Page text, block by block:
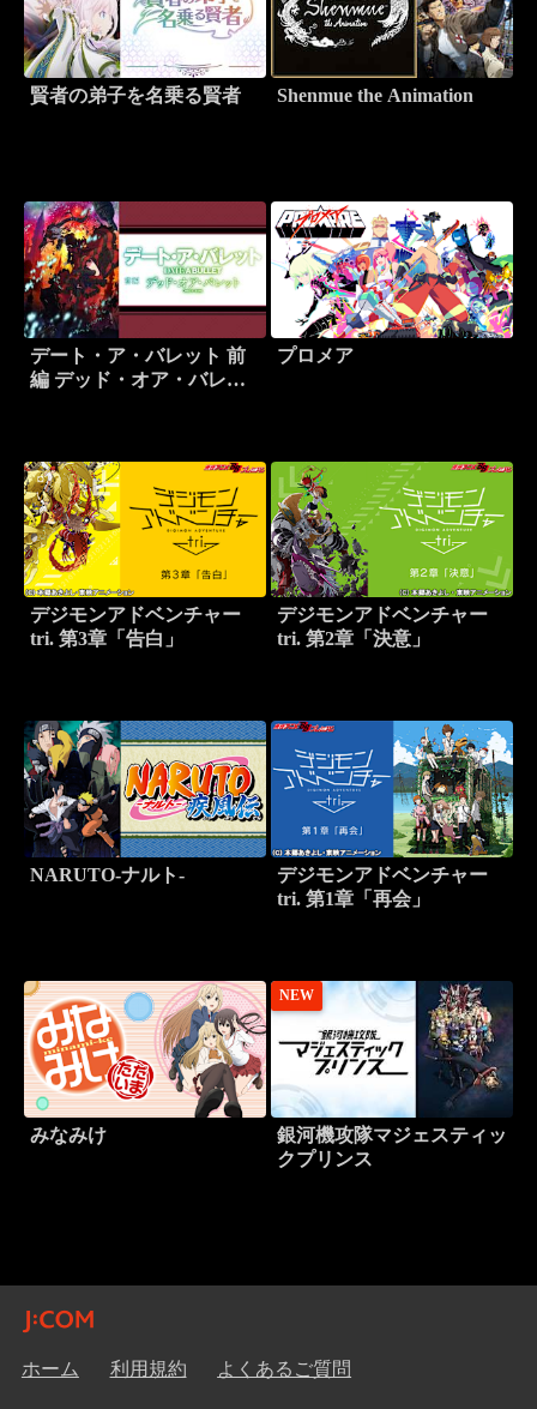
賢者の弟子を名乗る賢者 Shenmue the Animation
デート・ア・バレット 前
編 デッド・オア・バレッ
プロメア
デジモンアドベンチャー
tri. 第3章「告白」
デジモンアドベンチャー
tri. 第2章「決意」
NARUTO-ナルト-
デジモンアドベンチャー
tri. 第1章「再会」
みなみけ
NEW
銀河機攻隊マジェスティッ
クプリンス
ホーム 利用規約 よくあるご質問